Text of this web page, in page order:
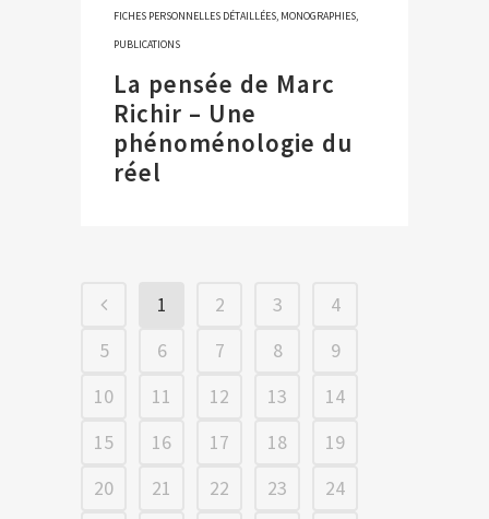
FICHES PERSONNELLES DÉTAILLÉES, MONOGRAPHIES,
PUBLICATIONS
La pensée de Marc
Richir – Une
phénoménologie du
réel
1 2 3
4
5
6 7 8
9
10
11 12 13
14
15
16 17 18
19
20
21 22 23
24